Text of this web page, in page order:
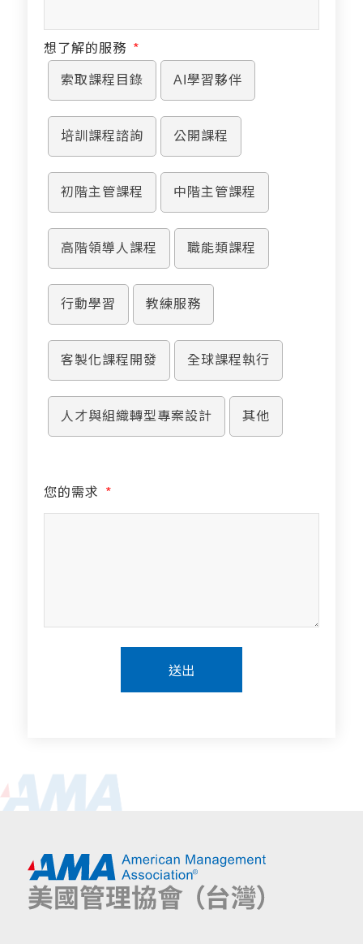
想了解的服務 *
索取課程目錄 AI學習夥伴
培訓課程諮詢 公開課程
初階主管課程 中階主管課程
高階領導人課程 職能類課程
行動學習 教練服務
客製化課程開發 全球課程執行
人才與組織轉型專案設計 其他
您的需求 *